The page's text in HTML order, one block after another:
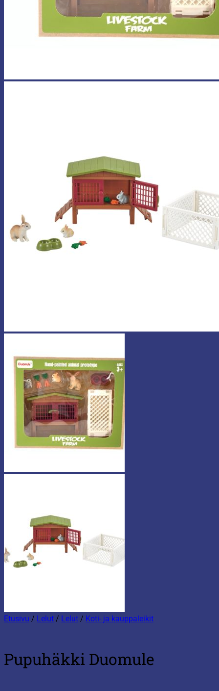
Etusivu / Lelut / Lelut / Koti- ja kauppaleikit
Pupuhäkki Duomule